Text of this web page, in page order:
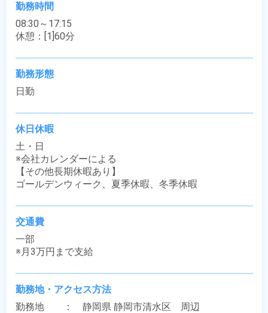
勤務時間
08:30～17:15
休憩：[1]60分
勤務形態
日勤
休日休暇
土・日
※会社カレンダーによる
【その他長期休暇あり】
ゴールデンウィーク、夏季休暇、冬季休暇
交通費
一部
※月3万円まで支給
勤務地・アクセス方法
勤務地　　：　静岡県 静岡市清水区　周辺